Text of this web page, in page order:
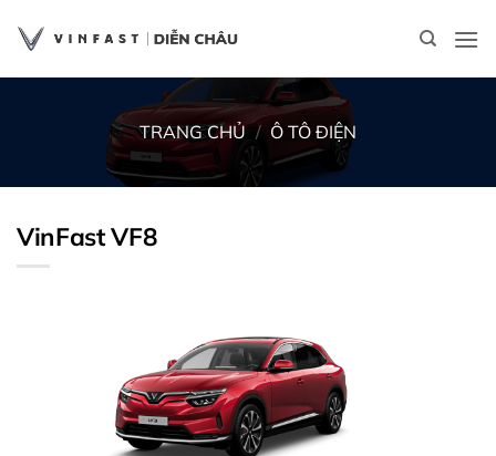
qua
TRANG CHỦ / Ô TÔ ĐIỆN
VinFast VF8